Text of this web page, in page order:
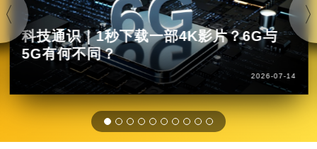
科技通识｜1秒下载一部4K影片？6G与
5G有何不同？
2026-07-14